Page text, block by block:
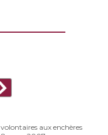
aux enchères